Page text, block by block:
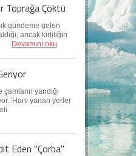
Toprağa Çöktü
gündeme gelen
ancak kirliliğin
Devamını oku
yandığı
'Hani yanan yerler
Eden "Çorba"